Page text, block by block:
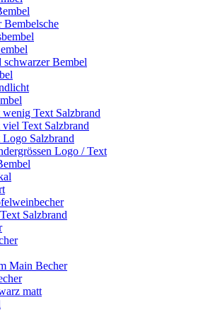
Bembelsche
schwarzer Bembel
Text Salzbrand
Text Salzbrand
Salzbrand
Logo / Text
Salzbrand
Main Becher
matt